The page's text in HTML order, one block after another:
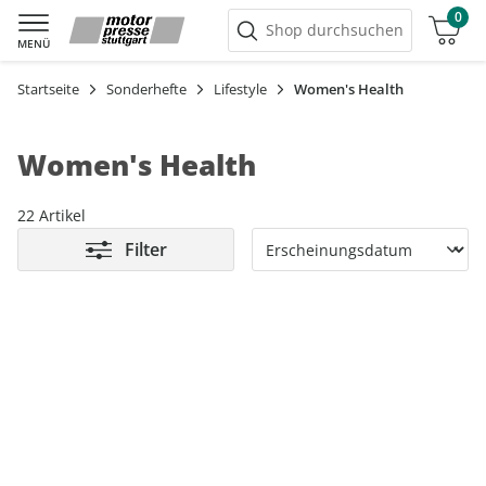
MENÜ
Shop durchsuchen
0
Warenkorb
Startseite Sonderhefte Lifestyle Women's Health
Women's Health
22 Artikel
Filter